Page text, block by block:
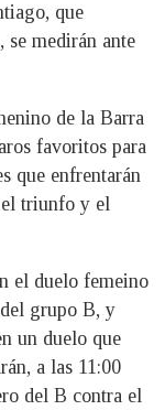
que
medirán ante
de la Barra
favoritos para
que enfrentarán
el triunfo y el
el duelo femeino
grupo B, y
un duelo que
a las 11:00
del B contra el